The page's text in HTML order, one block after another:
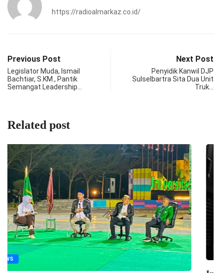
https://radioalmarkaz.co.id/
Previous Post
Legislator Muda, Ismail
Bachtiar, S.KM., Pantik
Semangat Leadership…
Next Post
Penyidik Kanwil DJP
Sulselbartra Sita Dua Unit
Truk…
Related post
EKONOMI